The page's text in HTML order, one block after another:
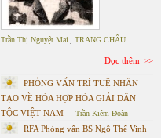
Trần Thị Nguyệt Mai TRANG CHÂU
Đọc thêm
PHỎNG VẤN TRÍ TUỆ NHÂN
TẠO VỀ HÒA HỢP HÒA GIẢI DÂN
TỘC VIỆT NAM
Trần Kiêm Đoàn
RFA Phỏng vấn BS Ngô Thế Vinh